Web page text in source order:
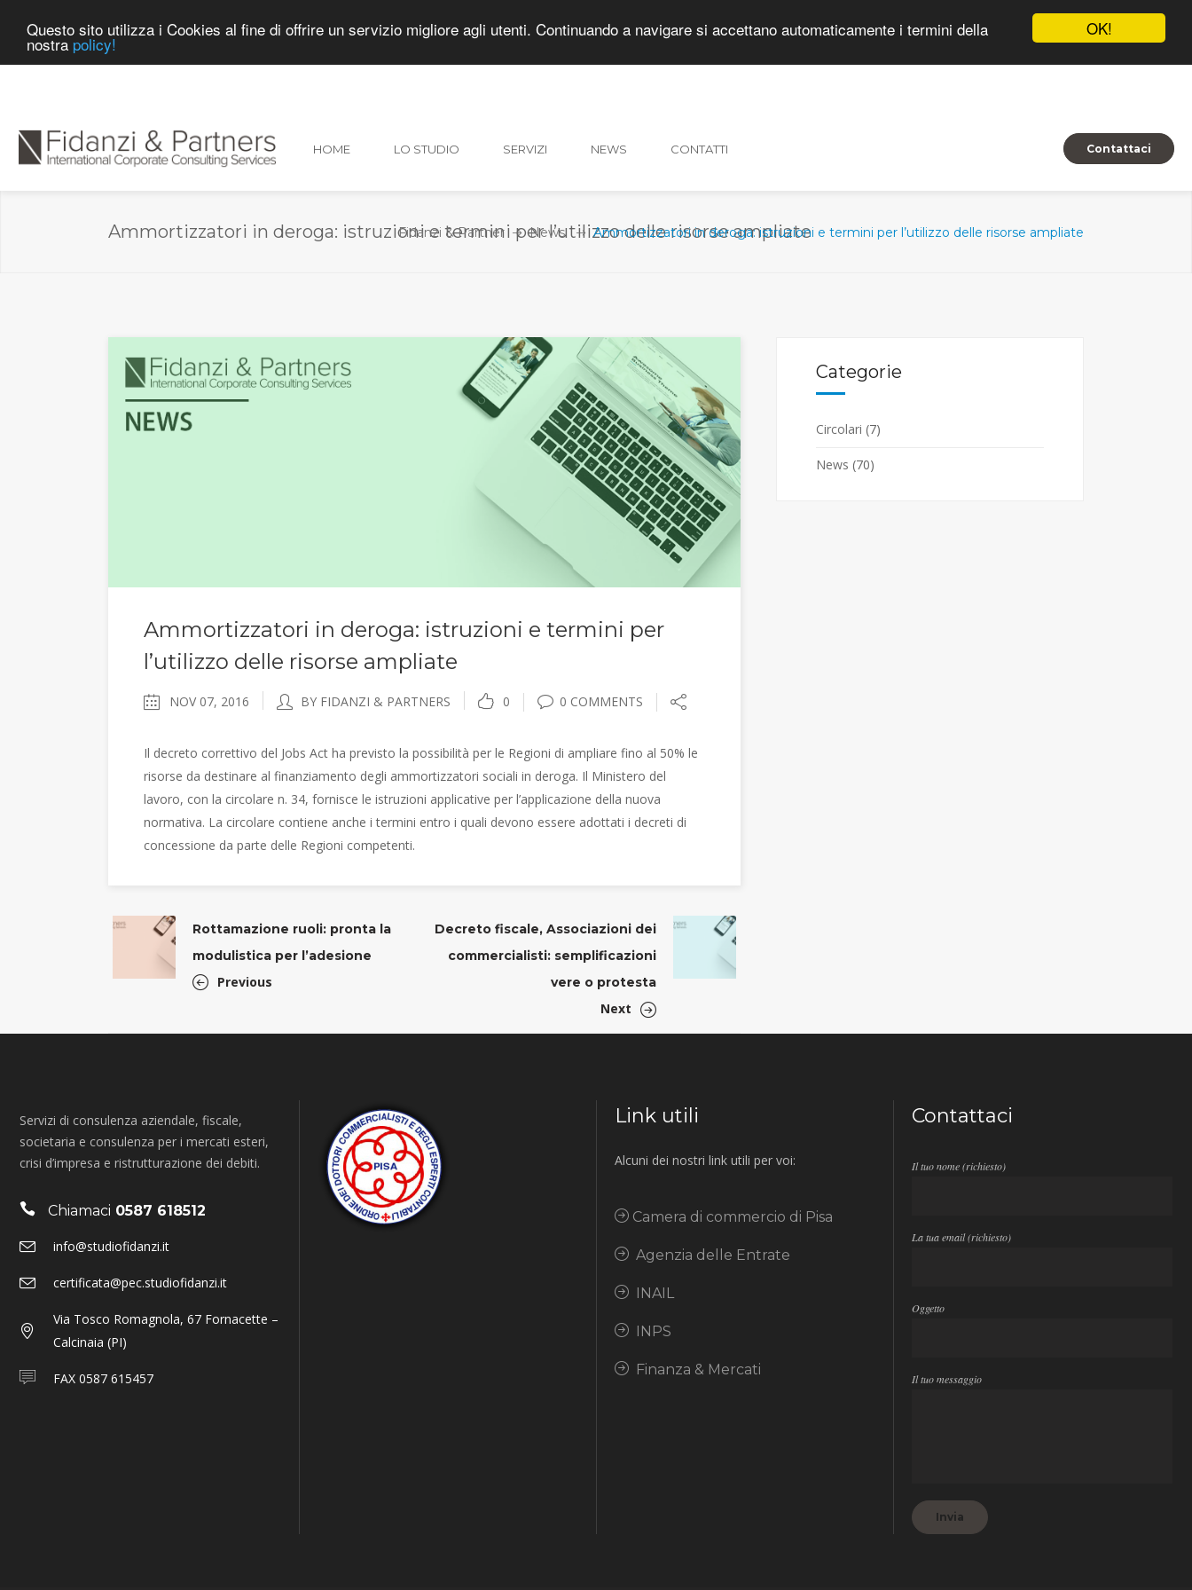
OK!
Questo sito utilizza i Cookies al fine di offrire un servizio migliore agli utenti. Continuando a navigare si accettano automaticamente i termini della
nostra policy!
HOME LO STUDIO SERVIZI NEWS CONTATTI Contattaci
Ammortizzatori in deroga: istruzioni e termini per l’utilizzo delle risorse ampliate
Fidanzi & Partner News Ammortizzatori in deroga: istruzioni e termini per l’utilizzo delle risorse ampliate
Ammortizzatori in deroga: istruzioni e termini per
l’utilizzo delle risorse ampliate
NOV 07, 2016 BY FIDANZI & PARTNERS 0 0 COMMENTS
Il decreto correttivo del Jobs Act ha previsto la possibilità per le Regioni di ampliare fino al 50% le
risorse da destinare al finanziamento degli ammortizzatori sociali in deroga. Il Ministero del
lavoro, con la circolare n. 34, fornisce le istruzioni applicative per l’applicazione della nuova
normativa. La circolare contiene anche i termini entro i quali devono essere adottati i decreti di
concessione da parte delle Regioni competenti.
Rottamazione ruoli: pronta la
modulistica per l’adesione
Previous
Decreto fiscale, Associazioni dei
commercialisti: semplificazioni
vere o protesta
Next
Categorie
Circolari (7)
News (70)
Servizi di consulenza aziendale, fiscale,
societaria e consulenza per i mercati esteri,
crisi d’impresa e ristrutturazione dei debiti.
Chiamaci 0587 618512
info@studiofidanzi.it
certificata@pec.studiofidanzi.it
Via Tosco Romagnola, 67 Fornacette –
Calcinaia (PI)
FAX 0587 615457
Link utili
Alcuni dei nostri link utili per voi:
Camera di commercio di Pisa
Agenzia delle Entrate
INAIL
INPS
Finanza & Mercati
Contattaci
Il tuo nome (richiesto)
La tua email (richiesto)
Oggetto
Il tuo messaggio